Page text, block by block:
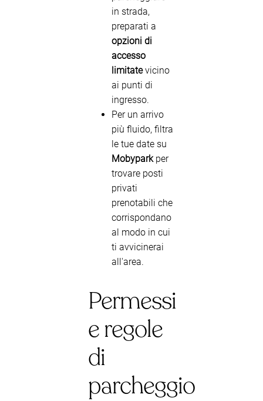
in strada,
preparati a
opzioni di
accesso
limitatevicino
ai punti di
ingresso.
Per un arrivo
più fluido, filtra
le tue date su
Mobyparkper
trovare posti
privati
prenotabili che
corrispondano
al modo in cui
ti avvicinerai
all'area.
Permessi
e regole
di
parcheggio